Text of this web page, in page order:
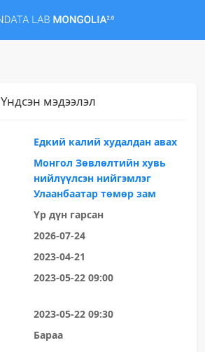
Үндсэн мэдээлэл
Едкий калий худалдан авах
Монгол Зөвлөлтийн хувь
нийлүүлсэн нийгэмлэг
Улаанбаатар төмөр зам
Үр дүн гарсан
2026-07-24
2023-04-21
2023-05-22 09:00
2023-05-22 09:30
Бараа